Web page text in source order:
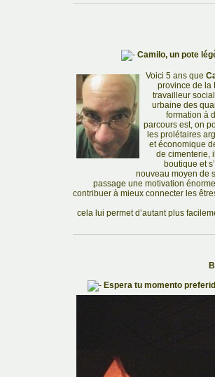
Camilo, un pote
Voici 5 ans que
province de la
travailleur
urbaine des
formation à
parcours est, on
les prolétaires
et économique
de cimenterie,
boutique et
nouveau moyen de
passage une motivation
contribuer à mieux connecter les
cela lui permet d’autant plus
Espera tu momento